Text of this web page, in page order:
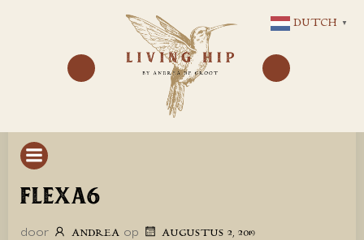
NAAR
DE
INHOUD
FLEXA6
door ANDREA op AUGUSTUS 2, 2019
DUTCH ▼